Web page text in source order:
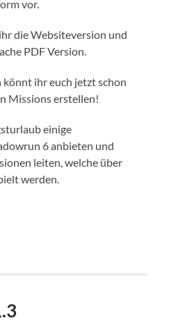
vor.
die Websiteversion und
PDF Version.
ihr euch jetzt schon
Missions erstellen!
einige
6 anbieten und
leiten, welche über
werden.